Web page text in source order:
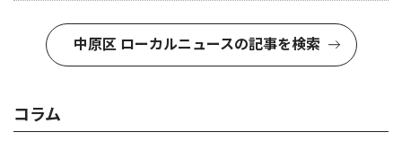
中原区 ローカルニュースの記事を検索
コラム